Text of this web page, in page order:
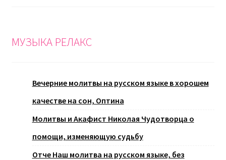
МУЗЫКА РЕЛАКС
Вечерние молитвы на русском языке в хорошем
качестве на сон, Оптина
Молитвы и Акафист Николая Чудотворца о
помощи, изменяющую судьбу
Отче Наш молитва на русском языке, без